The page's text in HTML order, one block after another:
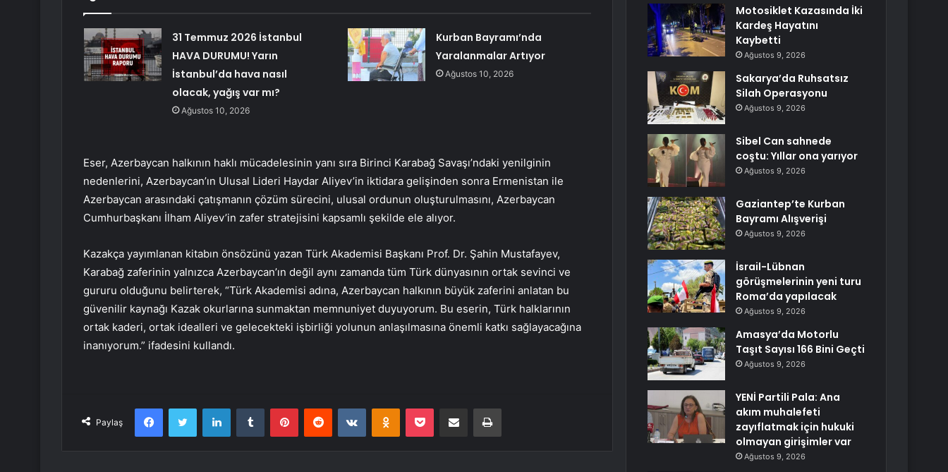
31 Temmuz 2026 İstanbul
HAVA DURUMU! Yarın
İstanbul’da hava nasıl
olacak, yağış var mı?
Ağustos 10, 2026
Kurban Bayramı’nda
Yaralanmalar Artıyor
Ağustos 10, 2026
Eser, Azerbaycan halkının haklı mücadelesinin yanı sıra Birinci Karabağ Savaşı’ndaki yenilginin
nedenlerini, Azerbaycan’ın Ulusal Lideri Haydar Aliyev’in iktidara gelişinden sonra Ermenistan ile
Azerbaycan arasındaki çatışmanın çözüm sürecini, ulusal ordunun oluşturulmasını, Azerbaycan
Cumhurbaşkanı İlham Aliyev’in zafer stratejisini kapsamlı şekilde ele alıyor.
Kazakça yayımlanan kitabın önsözünü yazan Türk Akademisi Başkanı Prof. Dr. Şahin Mustafayev,
Karabağ zaferinin yalnızca Azerbaycan’ın değil aynı zamanda tüm Türk dünyasının ortak sevinci ve
gururu olduğunu belirterek, “Türk Akademisi adına, Azerbaycan halkının büyük zaferini anlatan bu
güvenilir kaynağı Kazak okurlarına sunmaktan memnuniyet duyuyorum. Bu eserin, Türk halklarının
ortak kaderi, ortak idealleri ve gelecekteki işbirliği yolunun anlaşılmasına önemli katkı sağlayacağına
inanıyorum.” ifadesini kullandı.
Paylaş
FacebookTwitter LinkedInTumblr PinterestReddit VKontakteOdnoklassniki
Pocket E-Posta ile paylaş Yazdır
Motosiklet Kazasında İki
Kardeş Hayatını
Kaybetti
Ağustos 9, 2026
Sakarya’da Ruhsatsız
Silah Operasyonu
Ağustos 9, 2026
Sibel Can sahnede
coştu: Yıllar ona yarıyor
Ağustos 9, 2026
Gaziantep’te Kurban
Bayramı Alışverişi
Ağustos 9, 2026
İsrail-Lübnan
görüşmelerinin yeni turu
Roma’da yapılacak
Ağustos 9, 2026
Amasya’da Motorlu
Taşıt Sayısı 166 Bini Geçti
Ağustos 9, 2026
YENİ Partili Pala: Ana
akım muhalefeti
zayıflatmak için hukuki
olmayan girişimler var
Ağustos 9, 2026